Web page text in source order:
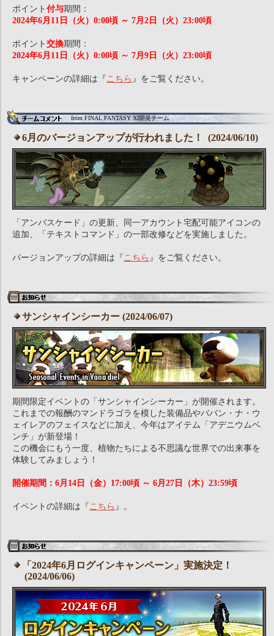
ポイント 付与期間：
2024年6月11日（火）0:00頃 ～ 7月2日（火）23:00頃
ポイント 交換期間：
2024年6月11日（火）0:00頃 ～ 7月9日（火）23:00頃
キャンペーンの詳細は『 こちら 』をご覧ください。
from FINAL FANTASY XI開発チーム
6月のバージョンアップが行われました！ (2024/06/10)
「アンバスケード」の更新、同一アカウント宅配可能アイコンの
追加、「テキストコマンド」の一部改修などを実施しました。
バージョンアップの詳細は『 こちら 』をご覧ください。
サンシャインシーカー (2024/06/07)
期間限定イベントの「サンシャインシーカー」が開催されます。
これまでの報酬のマンドラゴラを模した装備品やババン・ナ・ウ
ェイレアのフェイスなどに加え、今年はアイテム「アデニウムベ
ンチ」が新登場！
この機会にもう一度、植物たちによる不思議な世界での出来事を
体験してみましょう！
開催期間：6月14日（金）17:00頃 ～ 6月27日（木）23:59頃
イベントの詳細は『 こちら 』。
「2024年6月ログインキャンペーン」実施決定！
(2024/06/06)